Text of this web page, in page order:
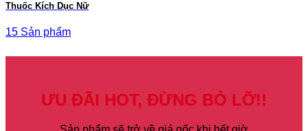
Thuốc Kích Dục Nữ
15 Sản phẩm
ƯU ĐÃI HOT, ĐỪNG BỎ LỠ!!